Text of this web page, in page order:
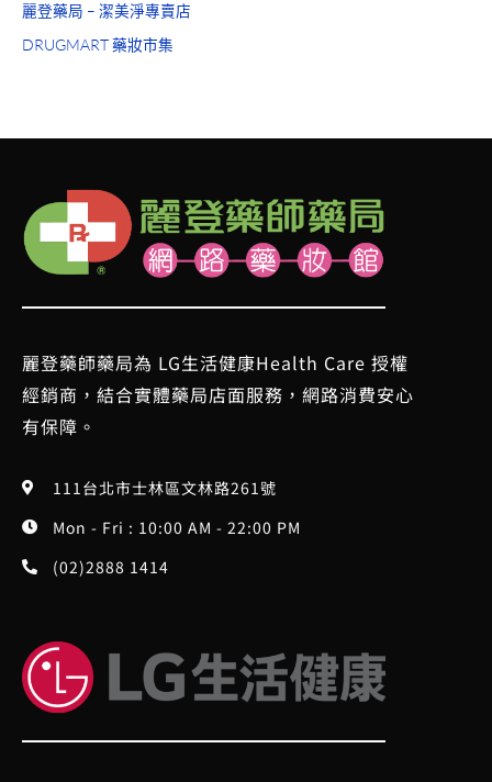
麗登藥局 – 潔美淨專賣店
DRUGMART 藥妝市集
麗登藥師藥局為 LG生活健康Health Care 授權
經銷商，結合實體藥局店面服務，網路消費安心
有保障。
111台北市士林區文林路261號
Mon - Fri : 10:00 AM - 22:00 PM
(02)2888 1414